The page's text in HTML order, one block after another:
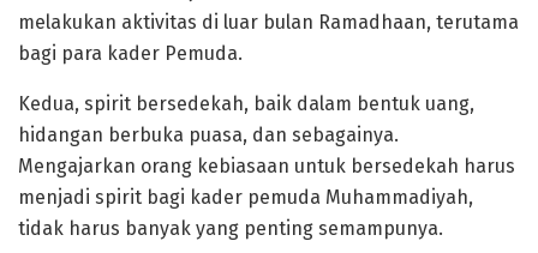
melakukan aktivitas di luar bulan Ramadhaan, terutama
bagi para kader Pemuda.
Kedua, spirit bersedekah, baik dalam bentuk uang,
hidangan berbuka puasa, dan sebagainya.
Mengajarkan orang kebiasaan untuk bersedekah harus
menjadi spirit bagi kader pemuda Muhammadiyah,
tidak harus banyak yang penting semampunya.